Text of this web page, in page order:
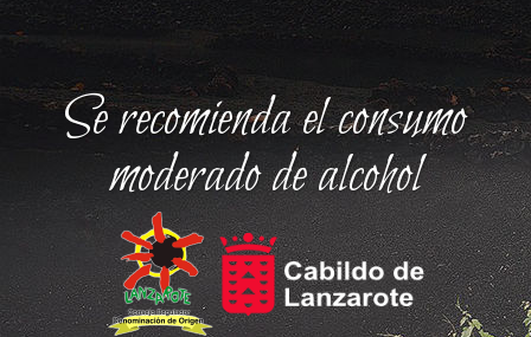
Se recomienda el consumo
moderado de alcohol